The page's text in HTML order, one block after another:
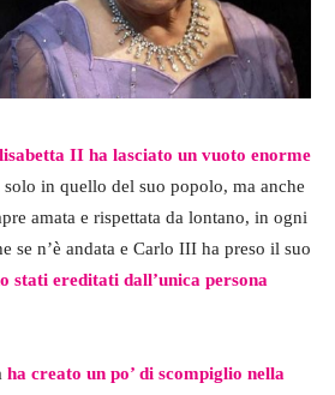
II ha lasciato un vuoto enorme
solo in quello del suo popolo, ma anche
amata e rispettata da lontano, in ogni
se n’è andata e Carlo III ha preso il suo
stati ereditati dall’unica persona
ha creato un po’ di scompiglio nella